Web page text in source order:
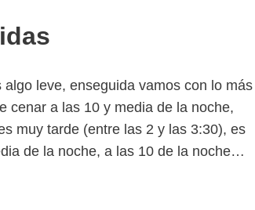
leve, enseguida vamos con lo más
cenar a las 10 y media de la noche,
muy tarde (entre las 2 y las 3:30), es
de la noche, a las 10 de la noche…